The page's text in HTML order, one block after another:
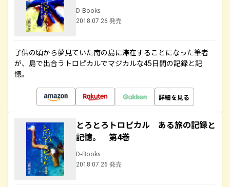
D-Books
2018.07.26 発売
子供の頃から夢見ていた南の島に滞在することになった筆者
が、島で出合うトロピカルでマジカルな45日間の記録と記
憶。
詳細を見る
とろとろトロピカル ある旅の記録と
記憶。 第4巻
D-Books
2018.07.26 発売